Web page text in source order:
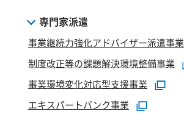
専門家派遣
事業継続力強化アドバイザー派遣事業
制度改正等の課題解決環境整備事業
事業環境変化対応型支援事業
エキスパートバンク事業